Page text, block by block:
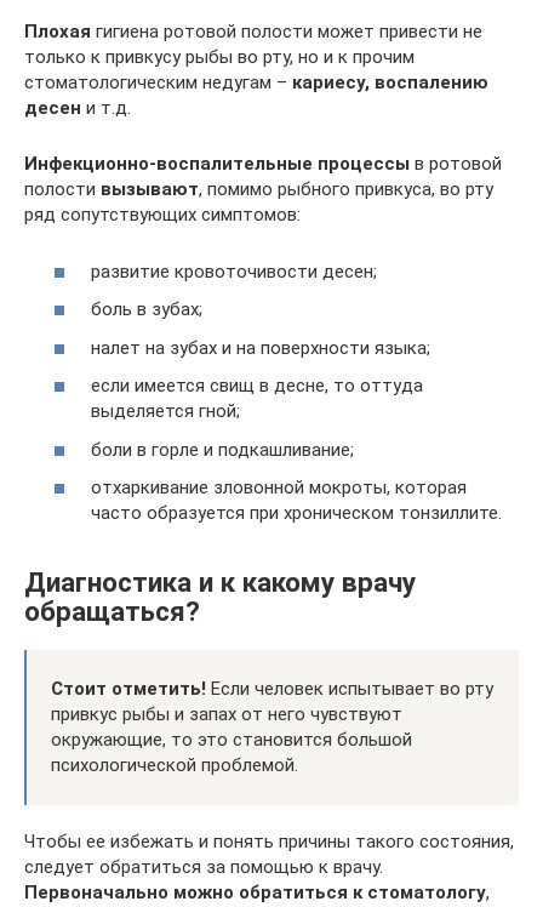
Плохая гигиена ротовой полости может привести не
только к привкусу рыбы во рту, но и к прочим
стоматологическим недугам – кариесу, воспалению
десен и т.д.
Инфекционно-воспалительные процессы в ротовой
полости вызывают, помимо рыбного привкуса, во рту
ряд сопутствующих симптомов:
развитие кровоточивости десен;
боль в зубах;
налет на зубах и на поверхности языка;
если имеется свищ в десне, то оттуда
выделяется гной;
боли в горле и подкашливание;
отхаркивание зловонной мокроты, которая
часто образуется при хроническом тонзиллите.
Диагностика и к какому врачу
обращаться?
Стоит отметить! Если человек испытывает во рту
привкус рыбы и запах от него чувствуют
окружающие, то это становится большой
психологической проблемой.
Чтобы ее избежать и понять причины такого состояния,
следует обратиться за помощью к врачу.
Первоначально можно обратиться к стоматологу,